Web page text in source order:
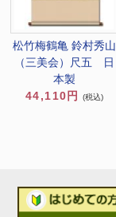
松竹梅鶴亀 鈴村秀山
（三美会）尺五 日
本製
44,110円
(税込)